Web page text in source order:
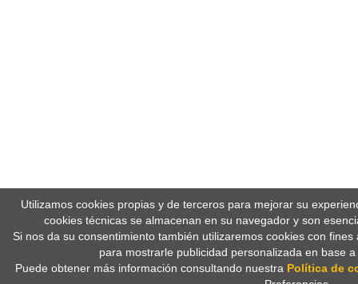
Utilizamos cookies propias y de terceros para mejorar su
cookies técnicas se almacenan en su navegador y son
Si nos da su consentimiento también utilizaremos cookies con
para mostrarle publicidad personalizada en base
Puede obtener más información consultando nuestra Política de